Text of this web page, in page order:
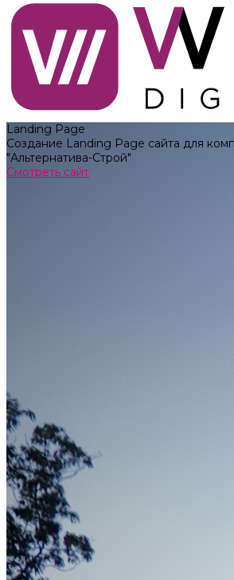
Landing Page
Создание Landing Page сайта для
"Альтернатива-Строй"
Смотреть сайт